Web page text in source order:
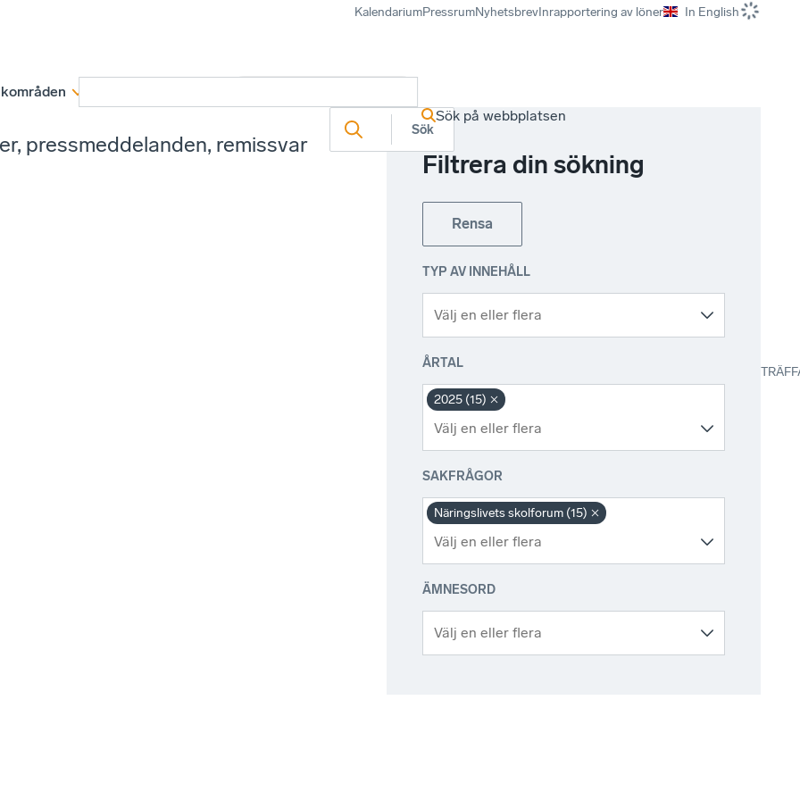
KalendariumPressrumNyhetsbrevInrapportering av löner In English
Sök på webbplatsen
pressmeddelanden, remissvar
Filtrera din sökning
Rensa
TYP AV INNEHÅLL
ÅRTAL
2025 (15)
SAKFRÅGOR
Näringslivets skolforum (15)
ÄMNESORD
Sök